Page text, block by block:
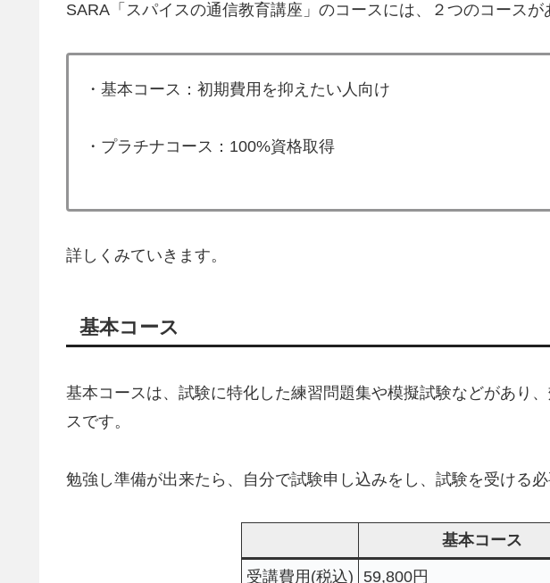
SARA「スパイスの通信教育講座」のコースには、２つのコースが
・基本コース：初期費用を抑えたい人向け
・プラチナコース：100%資格取得
詳しくみていきます。
基本コース
基本コースは、試験に特化した練習問題集や模擬試験などがあり
スです。
勉強し準備が出来たら、自分で試験申し込みをし、試験を受ける必
基本コース
受講費用(税込) 59,800円